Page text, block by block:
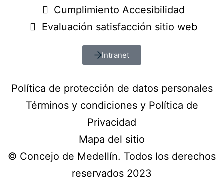
Cumplimiento Accesibilidad
Evaluación satisfacción sitio web
Intranet
Política de protección de datos personales
Términos y condiciones y Política de
Privacidad
Mapa del sitio
© Concejo de Medellín. Todos los derechos
reservados 2023